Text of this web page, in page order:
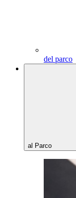
del parco
al Parco